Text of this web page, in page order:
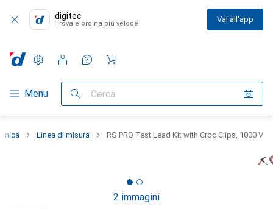
digitec
Trova e ordina più veloce Vai all'app
Categoria Navigazione
Menu Cerca
Impostazioni
Conto cliente
Liste di confronto
Liste dei desideri
Carrello
Linea di misura RS PRO Test Lead Kit with Croc Clips, 1000 V
2 immagini